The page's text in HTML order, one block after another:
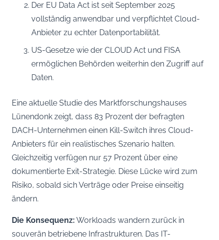
Der EU Data Act ist seit September 2025
vollständig anwendbar und verpflichtet Cloud-
Anbieter zu echter Datenportabilität.
US-Gesetze wie der CLOUD Act und FISA
ermöglichen Behörden weiterhin den Zugriff auf
Daten.
Eine aktuelle Studie des Marktforschungshauses
Lünendonk zeigt, dass 83 Prozent der befragten
DACH-Unternehmen einen Kill-Switch ihres Cloud-
Anbieters für ein realistisches Szenario halten.
Gleichzeitig verfügen nur 57 Prozent über eine
dokumentierte Exit-Strategie. Diese Lücke wird zum
Risiko, sobald sich Verträge oder Preise einseitig
ändern.
Die Konsequenz: Workloads wandern zurück in
souverän betriebene Infrastrukturen. Das IT-